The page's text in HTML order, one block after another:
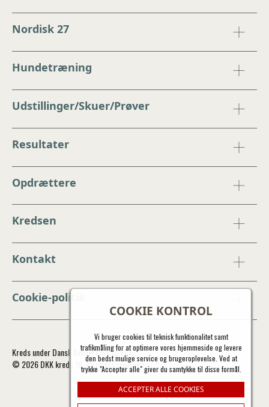
COOKIE KONTROL
Vi bruger cookies til teknisk funktionalitet samt
trafikmåling for at optimere vores hjemmeside og levere
den bedst mulige service og brugeroplevelse. Ved at
trykke "Accepter alle" giver du samtykke til disse formål.
ACCEPTER ALLE COOKIES
Nordisk 27
Hundetræning
Udstillinger/Skuer/Prøver
Resultater
Opdrættere
Kredsen
Kontakt
Cookie-politik
Kreds under Dansk Kennel Klub og FCI
© 2026 DKK kreds 10. All rights reserved.